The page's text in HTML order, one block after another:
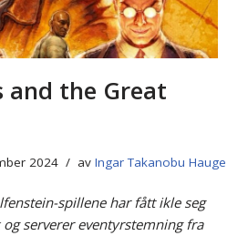
and the Great
2024 av Ingar Takanobu Hauge
spillene har fått ikle seg
serverer eventyrstemning fra